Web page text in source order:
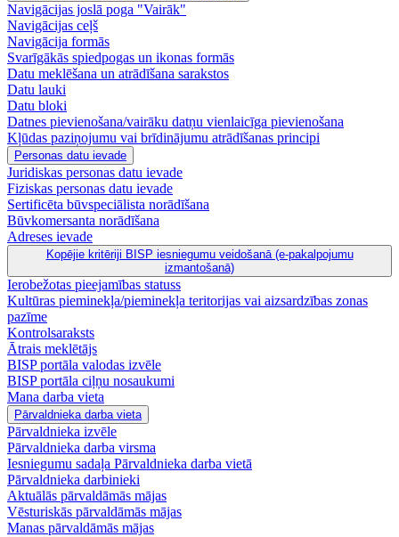
Navigācijas joslā poga "Vairāk"
Navigācijas ceļš
Navigācija formās
Svarīgākās spiedpogas un ikonas formās
Datu meklēšana un atrādīšana sarakstos
Datu lauki
Datu bloki
Datnes pievienošana/vairāku datņu vienlaicīga pievienošana
Kļūdas paziņojumu vai brīdinājumu atrādīšanas principi
Personas datu ievade
Juridiskas personas datu ievade
Fiziskas personas datu ievade
Sertificēta būvspeciālista norādīšana
Būvkomersanta norādīšana
Adreses ievade
Kopējie kritēriji BISP iesniegumu veidošanā (e-pakalpojumu
izmantošanā)
Ierobežotas pieejamības statuss
Kultūras pieminekļa/pieminekļa teritorijas vai aizsardzības zonas
pazīme
Kontrolsaraksts
Ātrais meklētājs
BISP portāla valodas izvēle
BISP portāla ciļņu nosaukumi
Mana darba vieta
Pārvaldnieka darba vieta
Pārvaldnieka izvēle
Pārvaldnieka darba virsma
Iesniegumu sadaļa Pārvaldnieka darba vietā
Pārvaldnieka darbinieki
Aktuālās pārvaldāmās mājas
Vēsturiskās pārvaldāmās mājas
Manas pārvaldāmās mājas